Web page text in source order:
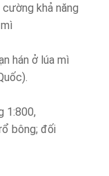
khả năng
hán ở lúa mì
1:800,
bông; đối